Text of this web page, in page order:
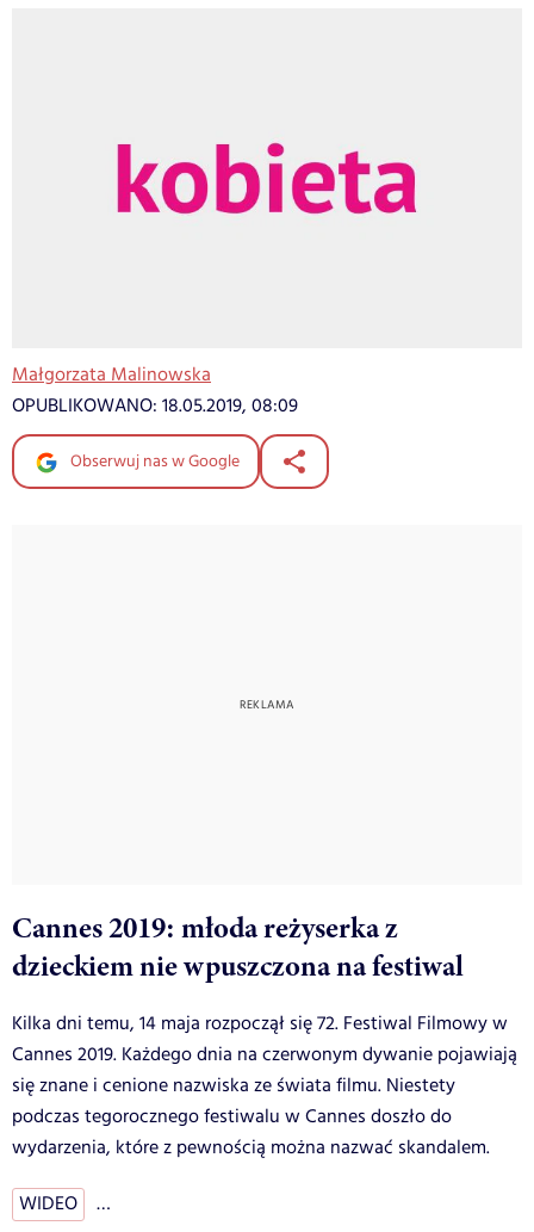
Małgorzata Malinowska
OPUBLIKOWANO: 18.05.2019, 08:09
Obserwuj nas w Google
Cannes 2019: młoda reżyserka z
dzieckiem nie wpuszczona na festiwal
Kilka dni temu, 14 maja rozpoczął się 72. Festiwal Filmowy w
Cannes 2019. Każdego dnia na czerwonym dywanie pojawiają
się znane i cenione nazwiska ze świata filmu. Niestety
podczas tegorocznego festiwalu w Cannes doszło do
wydarzenia, które z pewnością można nazwać skandalem.
WIDEO …